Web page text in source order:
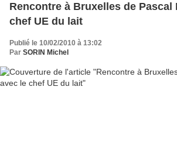
Rencontre à Bruxelles de Pascal
chef UE du lait
Publié le 10/02/2010 à 13:02
Par SORIN Michel